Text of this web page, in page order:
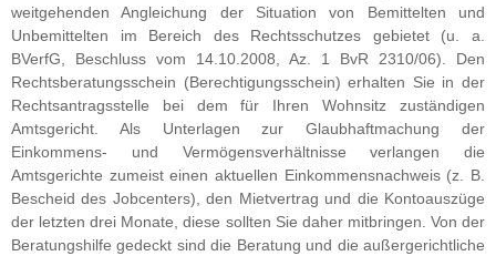
weitgehenden Angleichung der Situation von Bemittelten und
Unbemittelten im Bereich des Rechtsschutzes gebietet (u. a.
BVerfG, Beschluss vom 14.10.2008, Az. 1 BvR 2310/06). Den
Rechtsberatungsschein (Berechtigungsschein) erhalten Sie in der
Rechtsantragsstelle bei dem für Ihren Wohnsitz zuständigen
Amtsgericht. Als Unterlagen zur Glaubhaftmachung der
Einkommens- und Vermögensverhältnisse verlangen die
Amtsgerichte zumeist einen aktuellen Einkommensnachweis (z. B.
Bescheid des Jobcenters), den Mietvertrag und die Kontoauszüge
der letzten drei Monate, diese sollten Sie daher mitbringen. Von der
Beratungshilfe gedeckt sind die Beratung und die außergerichtliche